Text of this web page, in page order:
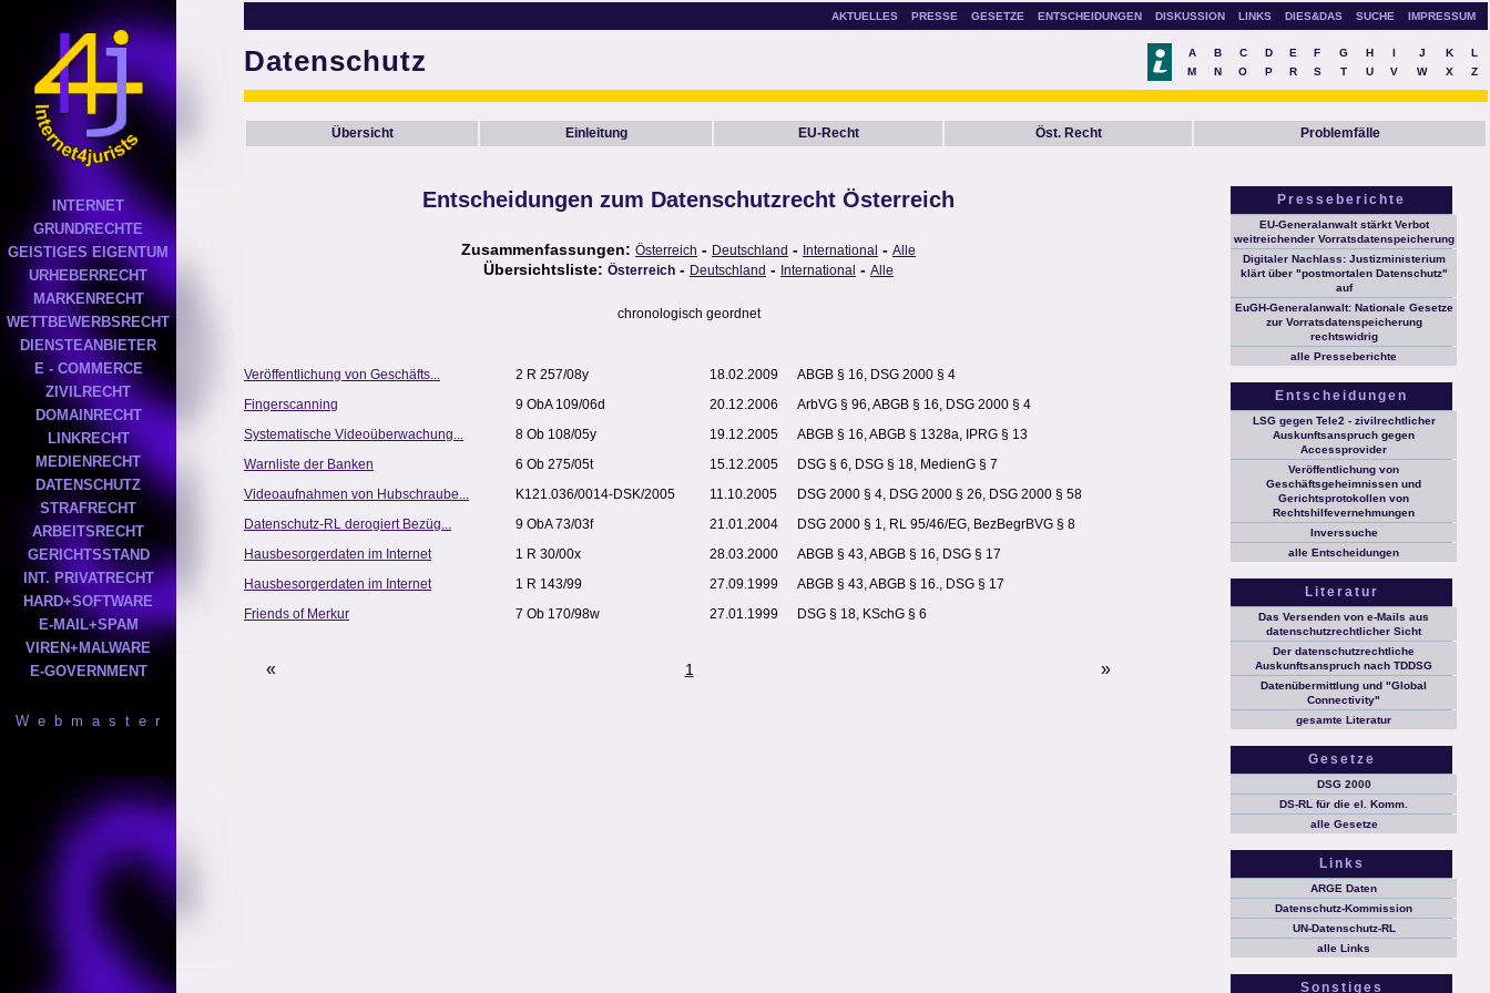
INTERNET
GRUNDRECHTE
GEISTIGES EIGENTUM
URHEBERRECHT
MARKENRECHT
WETTBEWERBSRECHT
DIENSTEANBIETER
E - COMMERCE
ZIVILRECHT
DOMAINRECHT
LINKRECHT
MEDIENRECHT
DATENSCHUTZ
STRAFRECHT
ARBEITSRECHT
GERICHTSSTAND
INT. PRIVATRECHT
HARD+SOFTWARE
E-MAIL+SPAM
VIREN+MALWARE
E-GOVERNMENT
W e b m a s t e r
AKTUELLES PRESSE GESETZE ENTSCHEIDUNGEN DISKUSSION LINKS DIES&DAS SUCHE IMPRESSUM
Datenschutz A B C D E F G H I J K
L
M
N O P R S T U V W X Z
Übersicht Einleitung EU-Recht Öst. Recht Problemfälle
Entscheidungen zum Datenschutzrecht Österreich
Zusammenfassungen: Österreich - Deutschland - International - Alle
Übersichtsliste: Österreich - Deutschland - International - Alle
chronologisch geordnet
Veröffentlichung von Geschäfts... 2 R 257/08y 18.02.2009
ABGB § 16, DSG 2000 § 4
Fingerscanning
9 ObA 109/06d 20.12.2006
ArbVG § 96, ABGB § 16, DSG 2000 § 4
Systematische Videoüberwachung...
8 Ob 108/05y 19.12.2005
ABGB § 16, ABGB § 1328a, IPRG § 13
Warnliste der Banken
6 Ob 275/05t 15.12.2005
DSG § 6, DSG § 18, MedienG § 7
Videoaufnahmen von Hubschraube...
K121.036/0014-DSK/2005 11.10.2005
DSG 2000 § 4, DSG 2000 § 26, DSG 2000 § 58
Datenschutz-RL derogiert Bezüg...
9 ObA 73/03f 21.01.2004
DSG 2000 § 1, RL 95/46/EG, BezBegrBVG § 8
Hausbesorgerdaten im Internet
1 R 30/00x 28.03.2000
ABGB § 43, ABGB § 16, DSG § 17
Hausbesorgerdaten im Internet
1 R 143/99 27.09.1999
ABGB § 43, ABGB § 16., DSG § 17
Friends of Merkur
7 Ob 170/98w 27.01.1999 DSG § 18, KSchG § 6
« 1 »
Presseberichte
EU-Generalanwalt stärkt Verbot
weitreichender Vorratsdatenspeicherung
Digitaler Nachlass: Justizministerium
klärt über "postmortalen Datenschutz"
auf
EuGH-Generalanwalt: Nationale Gesetze
zur Vorratsdatenspeicherung
rechtswidrig
alle Presseberichte
Entscheidungen
LSG gegen Tele2 - zivilrechtlicher
Auskunftsanspruch gegen
Accessprovider
Veröffentlichung von
Geschäftsgeheimnissen und
Gerichtsprotokollen von
Rechtshilfevernehmungen
Inverssuche
alle Entscheidungen
Literatur
Das Versenden von e-Mails aus
datenschutzrechtlicher Sicht
Der datenschutzrechtliche
Auskunftsanspruch nach TDDSG
Datenübermittlung und "Global
Connectivity"
gesamte Literatur
Gesetze
DSG 2000
DS-RL für die el. Komm.
alle Gesetze
Links
ARGE Daten
Datenschutz-Kommission
UN-Datenschutz-RL
alle Links
Sonstiges